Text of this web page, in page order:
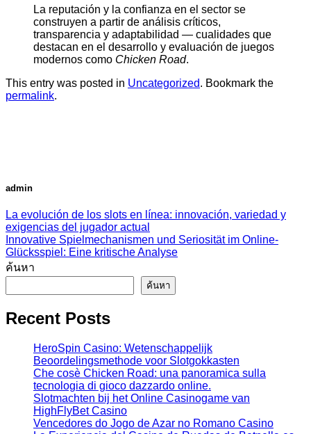
La reputación y la confianza en el sector se
construyen a partir de análisis críticos,
transparencia y adaptabilidad — cualidades que
destacan en el desarrollo y evaluación de juegos
modernos como Chicken Road.
This entry was posted in Uncategorized. Bookmark the
permalink.
admin
La evolución de los slots en línea: innovación, variedad y
exigencias del jugador actual
Innovative Spielmechanismen und Seriosität im Online-
Glücksspiel: Eine kritische Analyse
ค้นหา
ค้นหา
Recent Posts
HeroSpin Casino: Wetenschappelijk
Beoordelingsmethode voor Slotgokkasten
Che cosè Chicken Road: una panoramica sulla
tecnologia di gioco dazzardo online.
Slotmachten bij het Online Casinogame van
HighFlyBet Casino
Vencedores do Jogo de Azar no Romano Casino